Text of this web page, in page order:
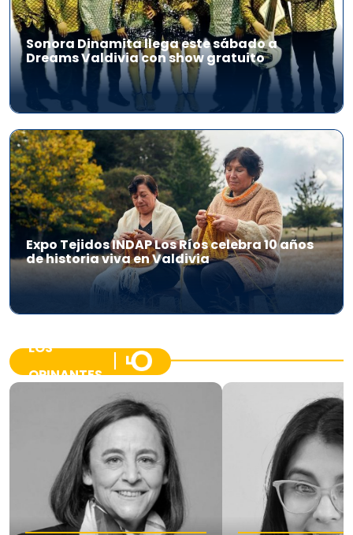
Sonora Dinamita llega este sábado a
Dreams Valdivia con show gratuito
Expo Tejidos INDAP Los Ríos celebra 10 años
de historia viva en Valdivia
LOS
OPINANTES